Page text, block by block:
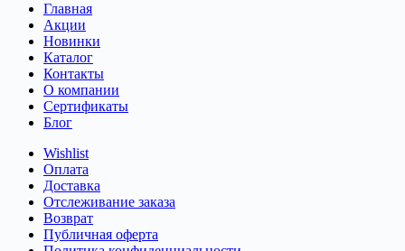
Главная
Акции
Новинки
Каталог
Контакты
О компании
Сертификаты
Блог
Wishlist
Оплата
Доставка
Отслеживание заказа
Возврат
Публичная оферта